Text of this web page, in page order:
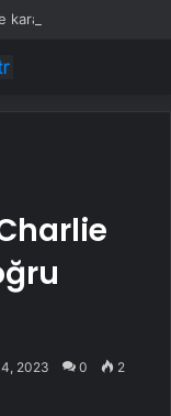
2023 0 2